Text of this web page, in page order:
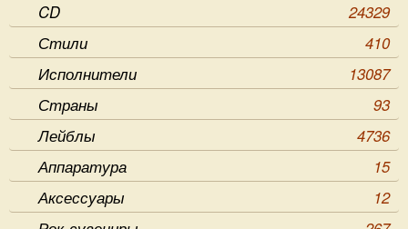
CD
24329
Стили
410
Исполнители
13087
Страны
93
Лейблы
4736
Аппаратура
15
Аксессуары
12